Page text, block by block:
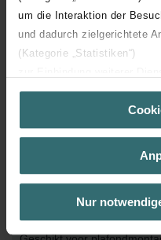
um die Interaktion der
und dadurch zielgerichtete
(Kategorie „Statistiken“)
(Kategorie „Marketing“)
Über „Details zeigen“ bzw.
Sie weitere Informationen.
der Auswahl von
Besuchsverlauf auf unserer
bestmöglicheNur
Frequentie
Thermisch rendement bij
luchthoeveelheid bij 50 Pa
Materiaal behuizing
volgens ISO 16890-1:2016